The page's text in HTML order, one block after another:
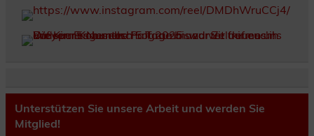
Unterstützen Sie unsere Arbeit und werden Sie
Mitglied!